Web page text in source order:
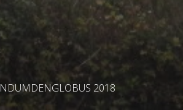
2018